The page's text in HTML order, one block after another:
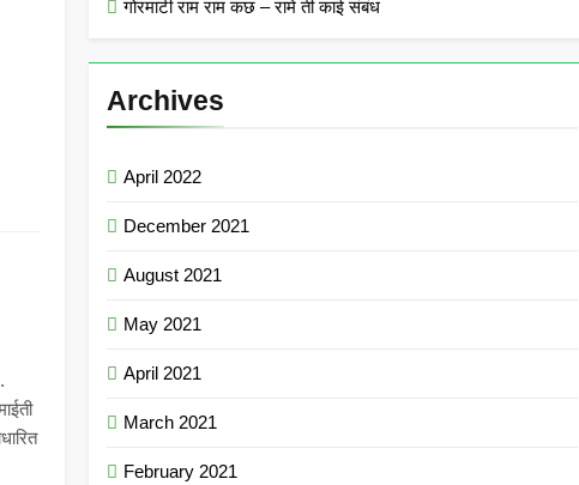
गोरमाटी राम राम कछ – रामे ती काई संबंध
Archives
April 2022
December 2021
August 2021
May 2021
April 2021
March 2021
February 2021